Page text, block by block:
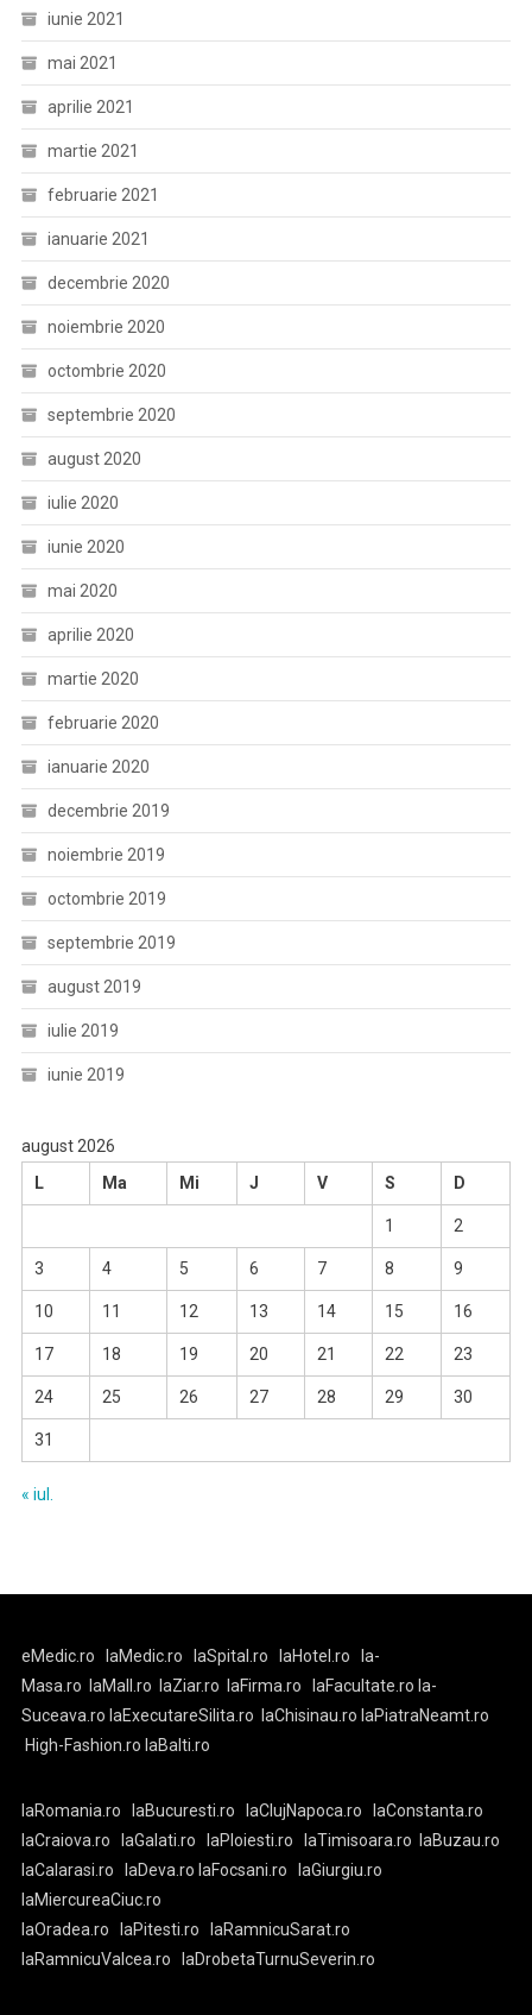
iunie 2021
mai 2021
aprilie 2021
martie 2021
februarie 2021
ianuarie 2021
decembrie 2020
noiembrie 2020
octombrie 2020
septembrie 2020
august 2020
iulie 2020
iunie 2020
mai 2020
aprilie 2020
martie 2020
februarie 2020
ianuarie 2020
decembrie 2019
noiembrie 2019
octombrie 2019
septembrie 2019
august 2019
iulie 2019
iunie 2019
august 2026
L
Ma Mi J V S D
1 2
3 4 5 6 7 8 9
10 11 12 13 14 15 16
17 18 19 20 21 22 23
24 25 26 27 28 29 30
31
« iul.
eMedic.ro laMedic.ro laSpital.ro laHotel.ro
la-
Masa.ro
laMall.ro laZiar.ro laFirma.ro laFacultate.ro la-
Suceava.ro laExecutareSilita.ro laChisinau.ro laPiatraNeamt.ro
High-Fashion.ro laBalti.ro
laRomania.ro laBucuresti.ro laClujNapoca.ro
laConstanta.ro
laCraiova.ro
laGalati.ro laPloiesti.ro laTimisoara.ro
laBuzau.ro
laCalarasi.ro
laDeva.ro laFocsani.ro
laGiurgiu.ro
laMiercureaCiuc.ro
laOradea.ro
laPitesti.ro
laRamnicuSarat.ro
laRamnicuValcea.ro
laDrobetaTurnuSeverin.ro